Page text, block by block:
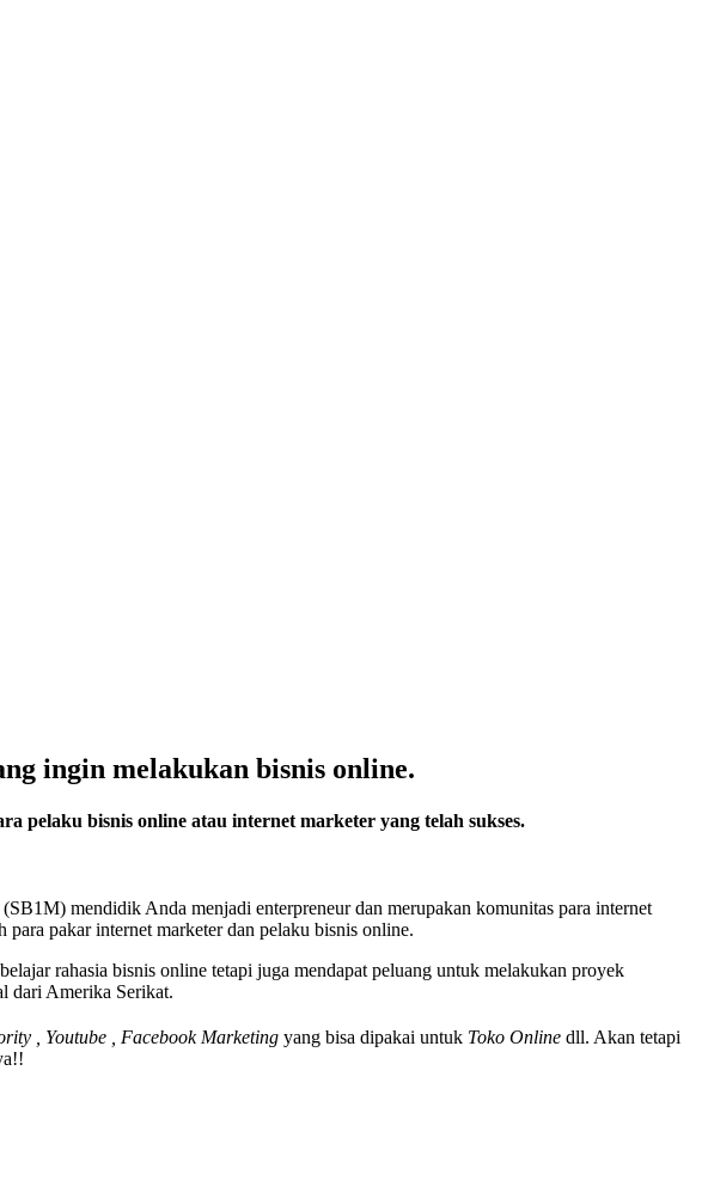
ingin melakukan bisnis online.
pelaku bisnis online atau internet marketer yang telah sukses.
mendidik Anda menjadi enterpreneur dan merupakan komunitas para internet
pakar internet marketer dan pelaku bisnis online.
rahasia bisnis online tetapi juga mendapat peluang untuk melakukan proyek
dari Amerika Serikat.
, Youtube , Facebook Marketing yang bisa dipakai untuk Toko Online dll. Akan tetapi